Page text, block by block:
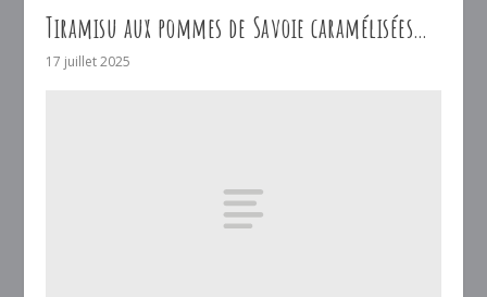
Tiramisu aux pommes de Savoie caramélisées…
17 juillet 2025